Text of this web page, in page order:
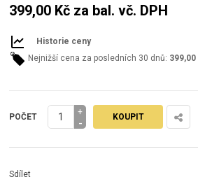
399,00 Kč za bal. vč. DPH
Historie ceny
Nejnižší cena za posledních 30 dnů: 399,00
POČET +
- KOUPIT
Sdílet